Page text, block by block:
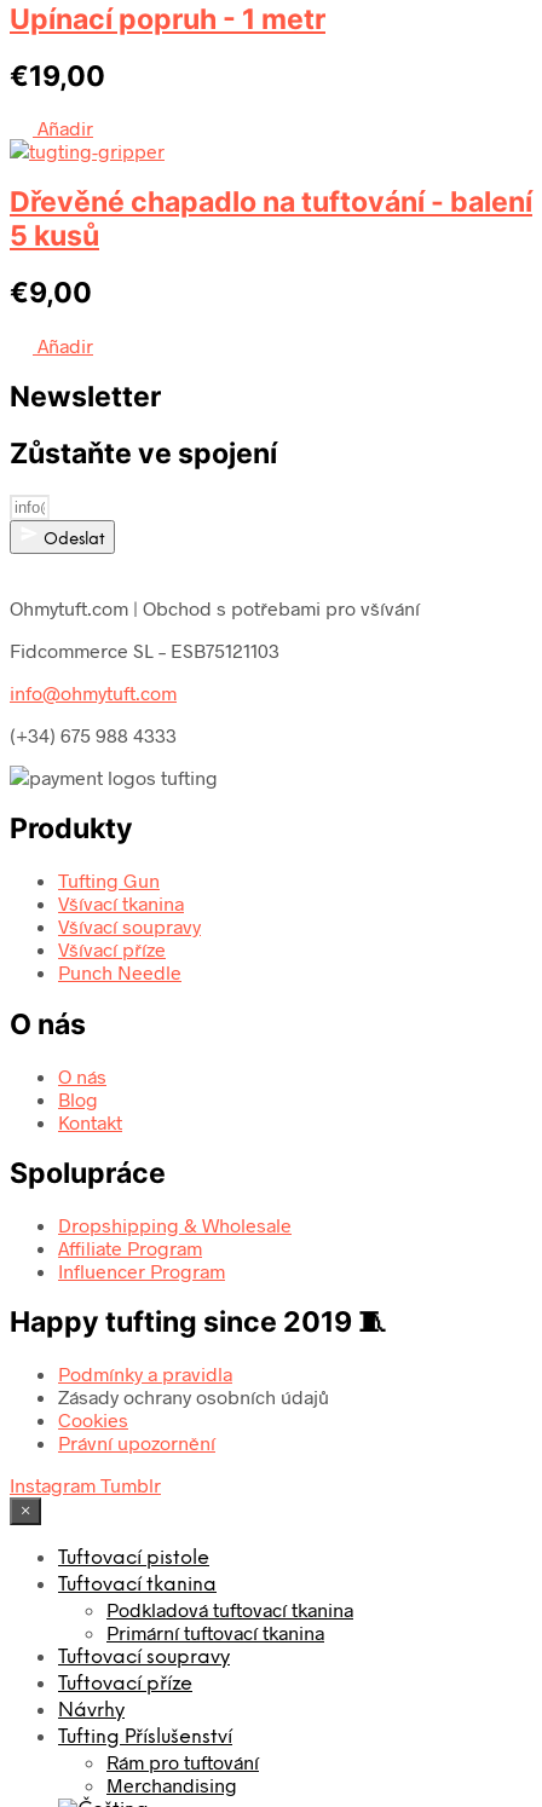
Upínací popruh - 1 metr
€19,00
Añadir
Dřevěné chapadlo na tuftování - balení
5 kusů
€9,00
Añadir
Newsletter
Zůstaňte ve spojení
Odeslat
Ohmytuft.com | Obchod s potřebami pro všívání
Fidcommerce SL – ESB75121103
info@ohmytuft.com
(+34) 675 988 4333
Produkty
Tufting Gun
Všívací tkanina
Všívací soupravy
Všívací příze
Punch Needle
O nás
O nás
Blog
Kontakt
Spolupráce
Dropshipping & Wholesale
Affiliate Program
Influencer Program
Happy tufting since 2019 🧵
Podmínky a pravidla
Zásady ochrany osobních údajů
Cookies
Právní upozornění
Instagram Tumblr
×
Tuftovací pistole
Tuftovací tkanina
Podkladová tuftovací tkanina
Primární tuftovací tkanina
Tuftovací soupravy
Tuftovací příze
Návrhy
Tufting Příslušenství
Rám pro tuftování
Merchandising